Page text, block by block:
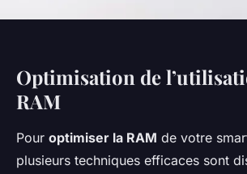
Optimisation de
RAM
Pour optimiser la RAM de votre
plusieurs techniques efficaces sont